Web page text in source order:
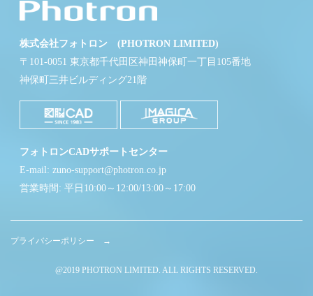
株式会社フォトロン (PHOTRON LIMITED)
〒101-0051 東京都千代田区神田神保町一丁目105番地
神保町三井ビルディング21階
フォトロンCADサポートセンター
E-mail: zuno-support@photron.co.jp
営業時間: 平日10:00～12:00/13:00～17:00
プライバシーポリシー →
@2019 PHOTRON LIMITED. ALL RIGHTS RESERVED.